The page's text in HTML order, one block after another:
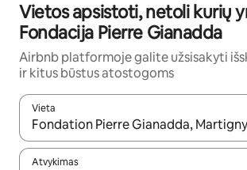
Vietos apsistoti, netoli kurių
Fondacija Pierre Gianadda
Airbnb platformoje galite užsisakyti
ir kitus būstus atostogoms
Vieta
Kai pasirodys paieškos rezultatai, juos
Atvykimas